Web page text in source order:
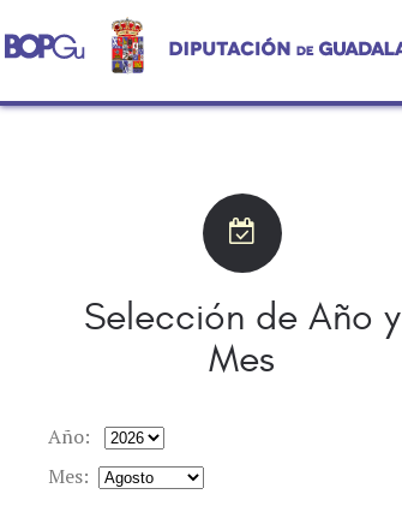
Selección de Año y
Mes
Año:
Mes: